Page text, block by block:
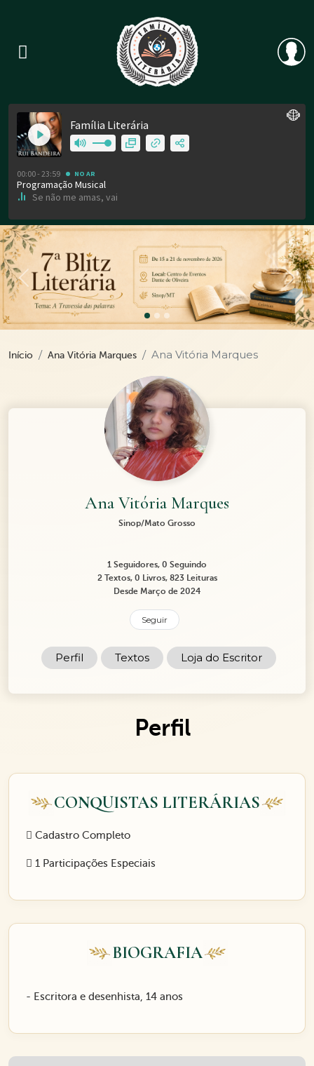
Previous
Início Ana Vitória Marques Ana Vitória Marques
Ana Vitória Marques
Sinop/Mato Grosso
1 Seguidores, 0 Seguindo
2 Textos, 0 Livros, 823 Leituras
Desde Março de 2024
Seguir
Perfil Textos Loja do Escritor
Perfil
CONQUISTAS LITERÁRIAS
Cadastro Completo
1 Participações Especiais
BIOGRAFIA
- Escritora e desenhista, 14 anos